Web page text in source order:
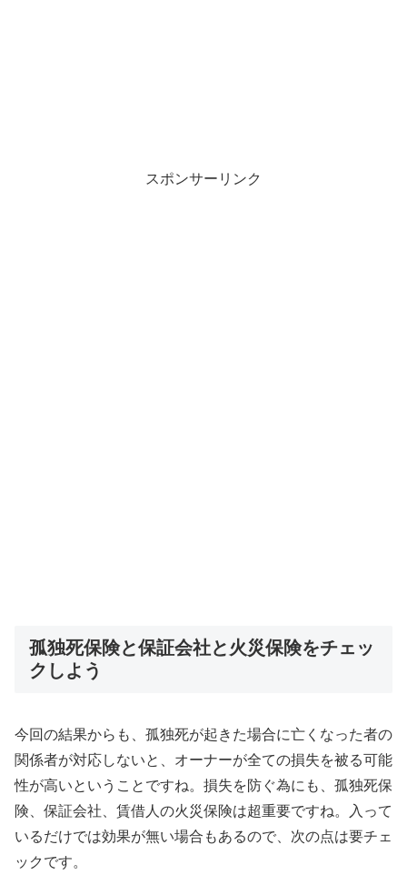
スポンサーリンク
孤独死保険と保証会社と火災保険をチェッ
クしよう
今回の結果からも、孤独死が起きた場合に亡くなった者の
関係者が対応しないと、オーナーが全ての損失を被る可能
性が高いということですね。損失を防ぐ為にも、孤独死保
険、保証会社、賃借人の火災保険は超重要ですね。入って
いるだけでは効果が無い場合もあるので、次の点は要チェ
ックです。